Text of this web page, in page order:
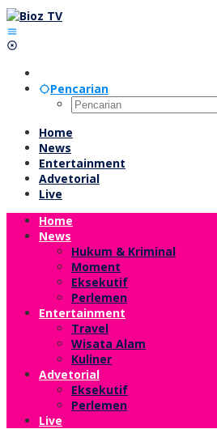
Lewati
ke
konten
Pencarian
Home
News
Entertainment
Advetorial
Live
Home
News
Hukum & Kriminal
Moment
Eksekutif
Perlemen
Entertainment
Travel
Wisata Alam
Kuliner
Advetorial
Eksekutif
Perlemen
Live